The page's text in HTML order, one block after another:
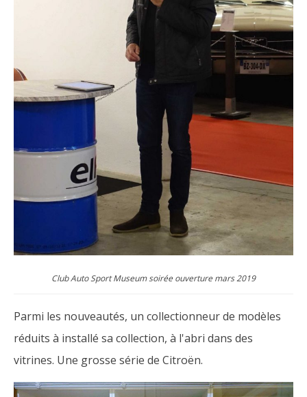
Club Auto Sport Museum soirée ouverture mars 2019
Parmi les nouveautés, un collectionneur de modèles
réduits à installé sa collection, à l'abri dans des
vitrines. Une grosse série de Citroën.